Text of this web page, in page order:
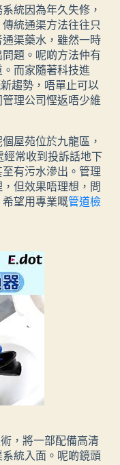
統因為年久失修，
統通渠方法往往只
渠藥水，雖然一時
題。呢啲方法仲有
而家隨著科技進
趨勢，唔單止可以
理公司慳返唔少維
屋苑位於九龍區，
常收到投訴話地下
有污水滲出。管理
但效果唔理想，問
望用專業嘅管道檢
，將一部配備高清
統入面。呢啲鏡頭